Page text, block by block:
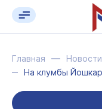
Главная Новости